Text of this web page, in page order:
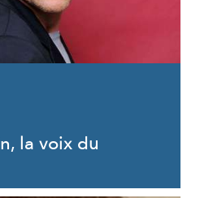
la voix du